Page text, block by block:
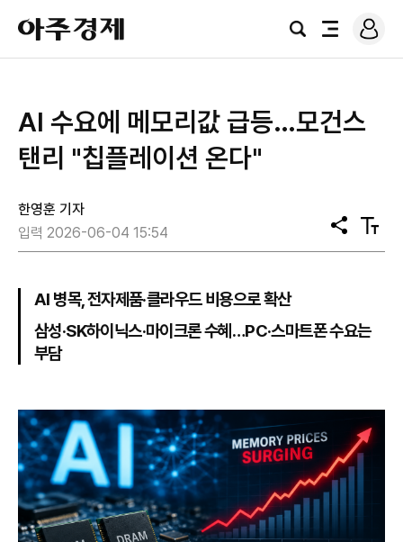
아
주
경
검
전
로
그
AI 수요에 메모리값 급등…모건스
탠리 "칩플레이션 온다"
한영훈 기자
입력 2026-06-04 15:54
공
유
텍
스
AI 병목, 전자제품·클라우드 비용으로 확산
삼성·SK하이닉스·마이크론 수혜…PC·스마트폰 수요는
부담